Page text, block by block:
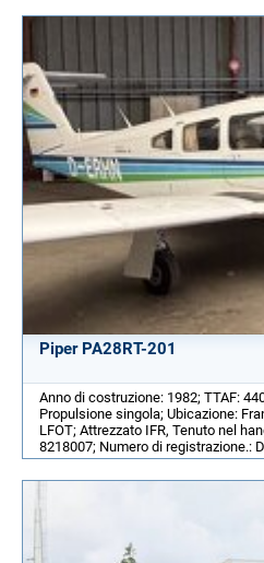
Piper PA28RT-201
Anno di costruzione: 1982; TTAF:
Propulsione singola; Ubicazione:
LFOT; Attrezzato IFR, Tenuto nel
8218007; Numero di registrazione.: